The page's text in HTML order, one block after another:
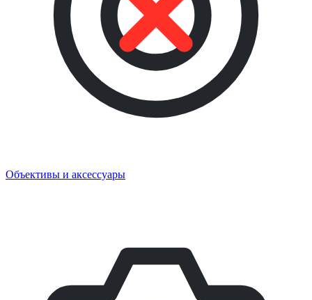
Объективы и аксессуары